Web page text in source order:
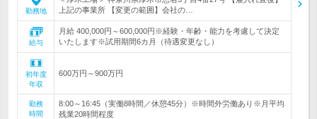
勤務地
上記の事業所 【変更の範囲】会社の…
給与
月給 400,000円～600,000円※経験・年齢・能力を考慮して決定
いたします※試用期間6カ月（待遇変更なし）
初年度
年収
600万円～900万円
勤務
時間
8:00～16:45（実働8時間／休憩45分）※時間外労働あり※月平均
残業20時間程度